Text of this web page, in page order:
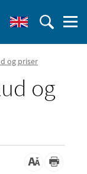
og priser
og